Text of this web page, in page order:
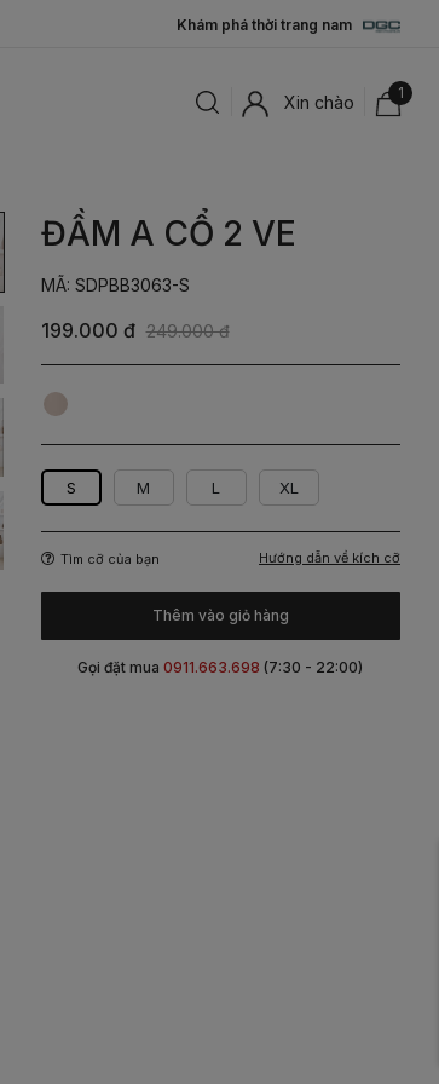
Khám phá thời trang nam
Xin chào 1
ĐẦM A CỔ 2 VE
MÃ: SDPBB3063-S
199.000 đ 249.000 đ
Be
S M L XL
Tìm cỡ của bạn Hướng dẫn về kích cỡ
Thêm vào giỏ hàng
Gọi đặt mua0911.663.698 (7:30 - 22:00)